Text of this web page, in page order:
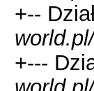
+--
+---